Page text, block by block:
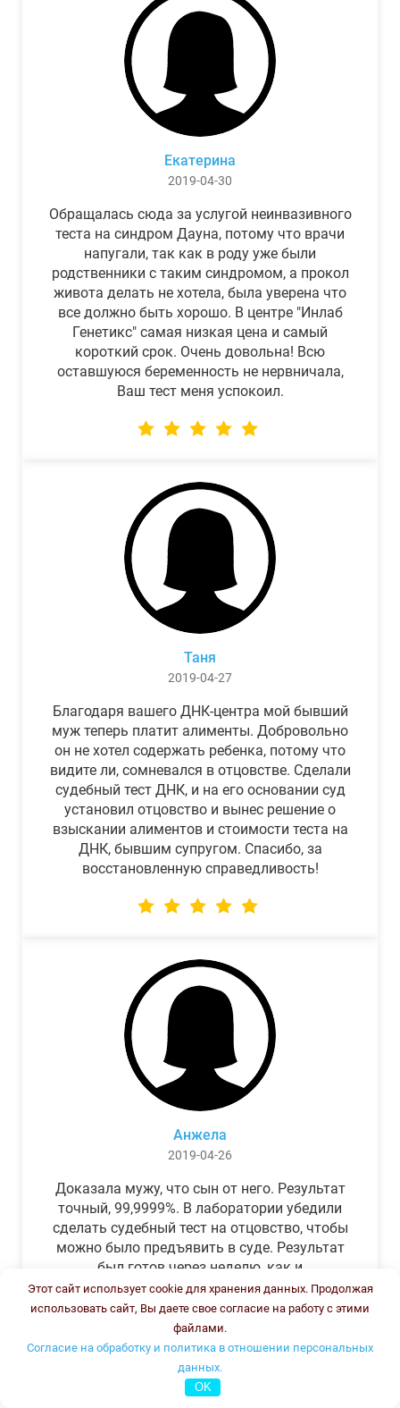
Екатерина
2019-04-30
Обращалась сюда за услугой неинвазивного
теста на синдром Дауна, потому что врачи
напугали, так как в роду уже были
родственники с таким синдромом, а прокол
живота делать не хотела, была уверена что
все должно быть хорошо. В центре "Инлаб
Генетикс" самая низкая цена и самый
короткий срок. Очень довольна! Всю
оставшуюся беременность не нервничала,
Ваш тест меня успокоил.
Таня
2019-04-27
Благодаря вашего ДНК-центра мой бывший
муж теперь платит алименты. Добровольно
он не хотел содержать ребенка, потому что
видите ли, сомневался в отцовстве. Сделали
судебный тест ДНК, и на его основании суд
установил отцовство и вынес решение о
взыскании алиментов и стоимости теста на
ДНК, бывшим супругом. Спасибо, за
восстановленную справедливость!
Анжела
2019-04-26
Доказала мужу, что сын от него. Результат
точный, 99,9999%. В лаборатории убедили
сделать судебный тест на отцовство, чтобы
можно было предъявить в суде. Результат
был готов через неделю, как и
обещали.Теперь муж бегает и извиняется.
Этот сайт использует cookie для хранения данных. Продолжая
использовать сайт, Вы даете свое согласие на работу с этими
файлами.
Согласие на обработку и политика в отношении персональных
данных.
OK